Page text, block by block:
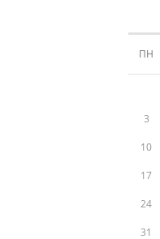
ПН
3
10
17
24
31